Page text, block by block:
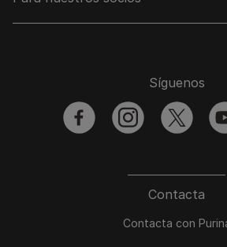
Contacta
Contacta con
Síguenos
facebookinstagramtwitter